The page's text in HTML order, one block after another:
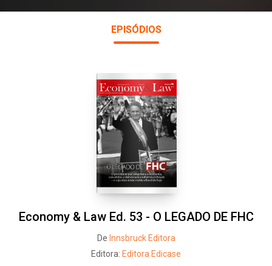
EPISÓDIOS
Economy & Law Ed. 53 - O LEGADO DE FHC
De Innsbruck Editora
Editora: Editora Edicase